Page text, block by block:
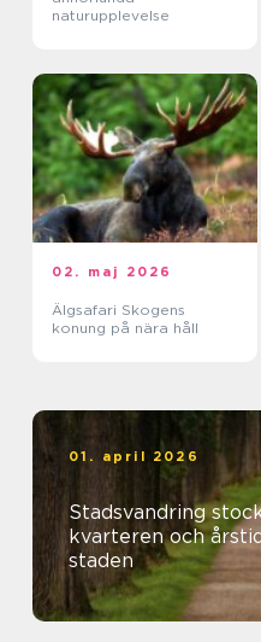
naturupplevelse
02. maj 2026
Älgsafari Skogens
konung på nära håll
01. april 2026
Stadsvandring stockholm
kvarteren och
staden